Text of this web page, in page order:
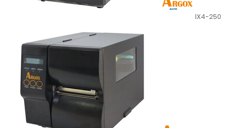
IX4-250